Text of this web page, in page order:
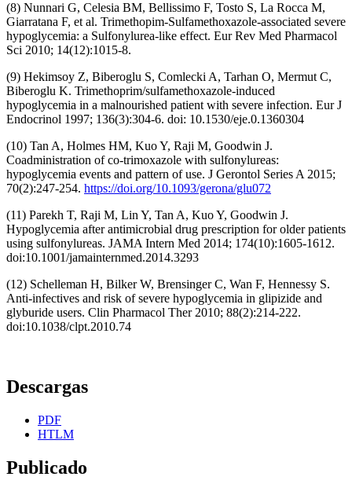
(8) Nunnari G, Celesia BM, Bellissimo F, Tosto S, La Rocca M,
Giarratana F, et al. Trimethopim-Sulfamethoxazole-associated severe
hypoglycemia: a Sulfonylurea-like effect. Eur Rev Med Pharmacol
Sci 2010; 14(12):1015-8.
(9) Hekimsoy Z, Biberoglu S, Comlecki A, Tarhan O, Mermut C,
Biberoglu K. Trimethoprim/sulfamethoxazole-induced
hypoglycemia in a malnourished patient with severe infection. Eur J
Endocrinol 1997; 136(3):304-6. doi: 10.1530/eje.0.1360304
(10) Tan A, Holmes HM, Kuo Y, Raji M, Goodwin J.
Coadministration of co-trimoxazole with sulfonylureas:
hypoglycemia events and pattern of use. J Gerontol Series A 2015;
70(2):247-254. https://doi.org/10.1093/gerona/glu072
(11) Parekh T, Raji M, Lin Y, Tan A, Kuo Y, Goodwin J.
Hypoglycemia after antimicrobial drug prescription for older patients
using sulfonylureas. JAMA Intern Med 2014; 174(10):1605-1612.
doi:10.1001/jamainternmed.2014.3293
(12) Schelleman H, Bilker W, Brensinger C, Wan F, Hennessy S.
Anti-infectives and risk of severe hypoglycemia in glipizide and
glyburide users. Clin Pharmacol Ther 2010; 88(2):214-222.
doi:10.1038/clpt.2010.74
Descargas
PDF
HTLM
Publicado